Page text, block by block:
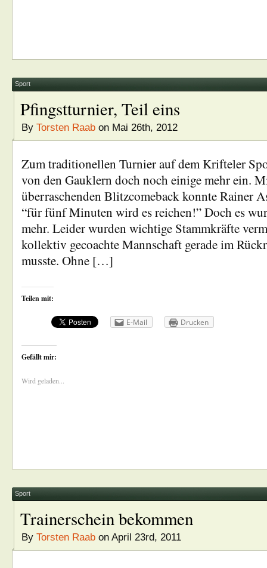
Sport
Pfingstturnier, Teil eins
By Torsten Raab on Mai 26th, 2012
Zum traditionellen Turnier auf dem Krifteler
von den Gauklern doch noch einige mehr ein.
überraschenden Blitzcomeback konnte Rainer
“für fünf Minuten wird es reichen!” Doch es
mehr. Leider wurden wichtige Stammkräfte
kollektiv gecoachte Mannschaft gerade im
musste. Ohne […]
Teilen mit:
E-Mail Drucken
Gefällt mir:
Wird geladen...
Sport
Trainerschein bekommen
By Torsten Raab on April 23rd, 2011